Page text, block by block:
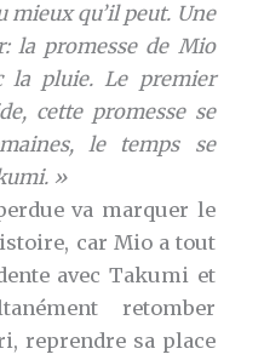
mieux qu’il peut. Une
la promesse de Mio
la pluie. Le premier
cette promesse se
le temps se
»
va marquer le
car Mio a tout
avec Takumi et
retomber
reprendre sa place